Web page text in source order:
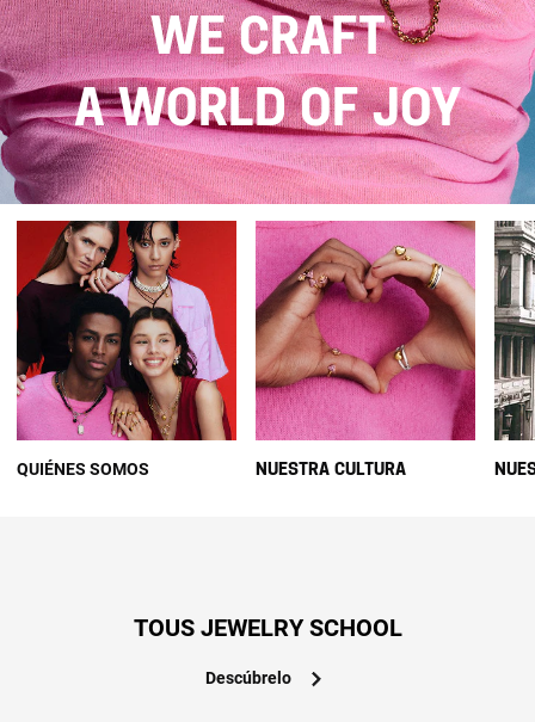
We craft
a world of joy
QUIÉNES SOMOS NUESTRA CULTURA
TOUS JEWELRY SCHOOL
Descúbrelo